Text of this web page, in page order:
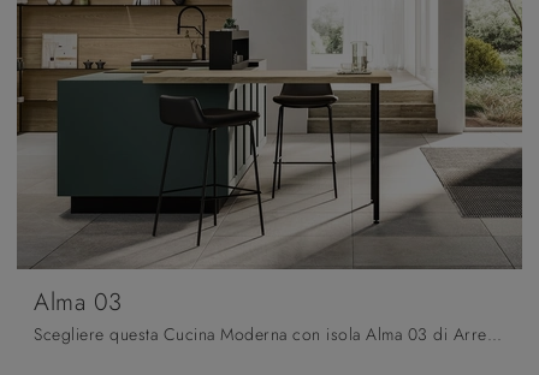
Alma 03
Scegliere questa Cucina Moderna con isola Alma 03 di Arredo3 in laminato significa organizzare gli spazi impreziosendoli, senza rinunciare allo stile.